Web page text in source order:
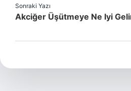
Sonraki Yazı
Akciğer Üşütmeye Ne Iyi